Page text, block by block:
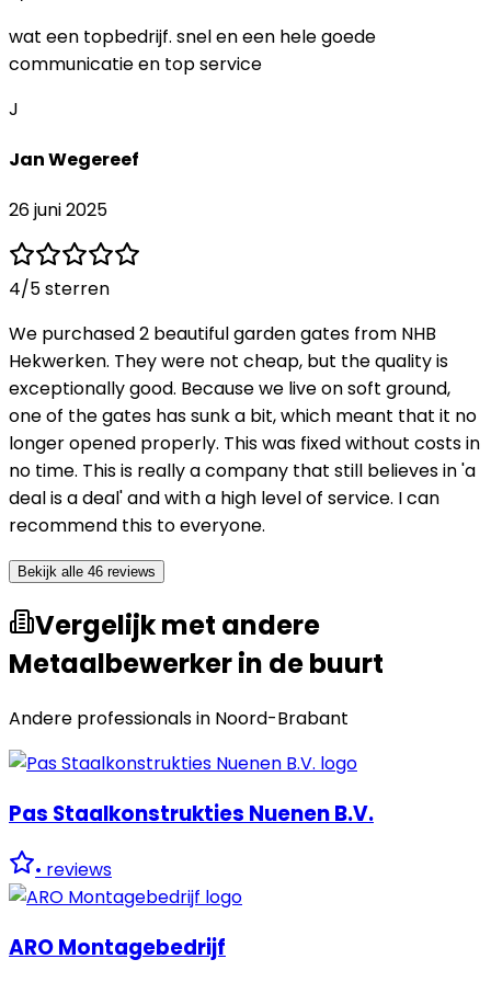
wat een topbedrijf. snel en een hele goede
communicatie en top service
J
Jan Wegereef
26 juni 2025
4/5 sterren
We purchased 2 beautiful garden gates from NHB
Hekwerken. They were not cheap, but the quality is
exceptionally good. Because we live on soft ground,
one of the gates has sunk a bit, which meant that it no
longer opened properly. This was fixed without costs in
no time. This is really a company that still believes in 'a
deal is a deal' and with a high level of service. I can
recommend this to everyone.
Bekijk alle 46 reviews
Vergelijk met andere
Metaalbewerker in de buurt
Andere professionals in Noord-Brabant
Pas Staalkonstrukties Nuenen B.V.
• reviews
ARO Montagebedrijf